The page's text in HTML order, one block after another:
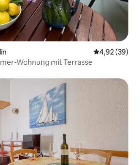
4,92 (39)
Wohnung mit Terrasse